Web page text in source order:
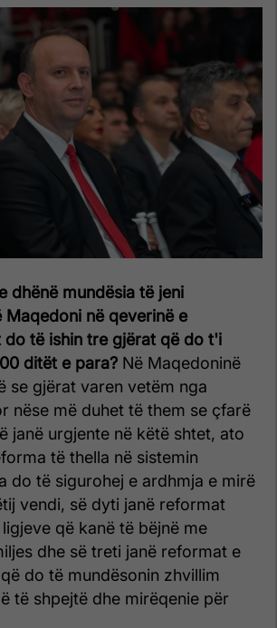
dhënë mundësia të jeni
Maqedoni në qeverinë e
do të ishin tre gjërat që do t'i
ditët e para? Në Maqedoninë
se gjërat varen vetëm nga
nëse më duhet të them se çfarë
janë urgjente në këtë shtet, ato
të thella në sistemin
do të sigurohej e ardhmja e mirë
vendi, së dyti janë reformat
që kanë të bëjnë me
dhe së treti janë reformat e
do të mundësonin zhvillim
të shpejtë dhe mirëqenie për